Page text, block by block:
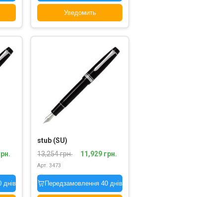
Уведомить
днів
stub (SU)
13,254 грн.
11,929 грн.
Арт. 3473
під замовлення
Передзамовлення 40 днів